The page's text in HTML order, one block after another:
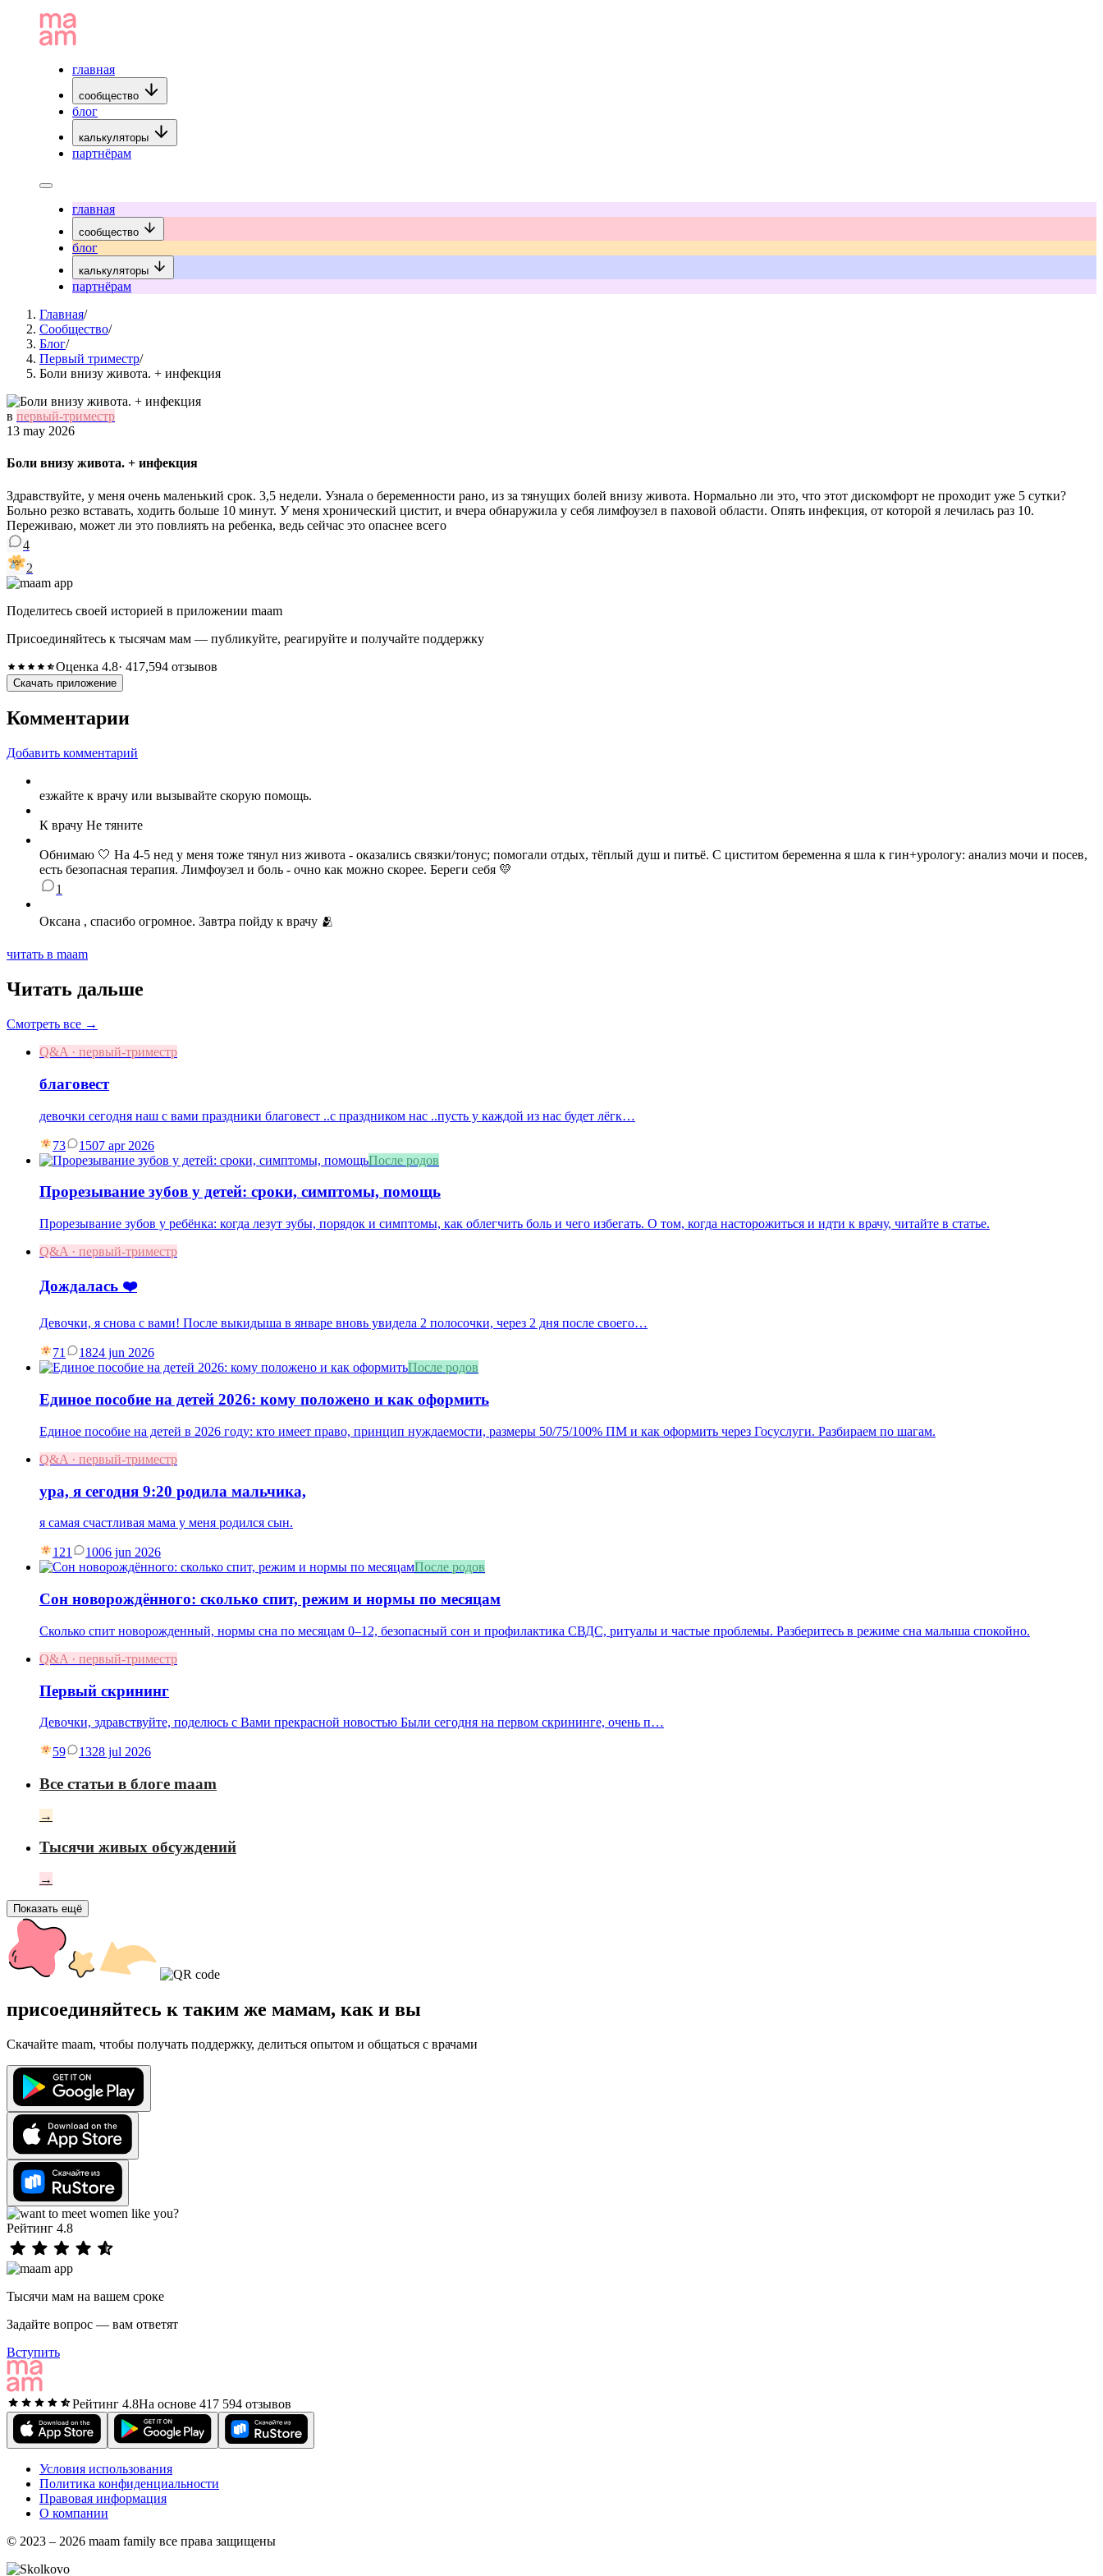
главная
сообщество
блог
калькуляторы
партнёрам
главная
сообщество
блог
калькуляторы
партнёрам
Главная/
Сообщество/
Блог/
Первый триместр/
Боли внизу живота. + инфекция
в первый-триместр
13 may 2026
Боли внизу живота. + инфекция
Здравствуйте, у меня очень маленький срок. 3,5 недели. Узнала о беременности рано, из за тянущих болей внизу живота. Нормально ли это, что этот дискомфорт не проходит уже 5 сутки?
Больно резко вставать, ходить больше 10 минут. У меня хронический цистит, и вчера обнаружила у себя лимфоузел в паховой области. Опять инфекция, от которой я лечилась раз 10.
Переживаю, может ли это повлиять на ребенка, ведь сейчас это опаснее всего
4
2
Поделитесь своей историей в приложении maam
Присоединяйтесь к тысячам мам — публикуйте, реагируйте и получайте поддержку
Оценка 4.8· 417,594 отзывов
Скачать приложение
Комментарии
Добавить комментарий
езжайте к врачу или вызывайте скорую помощь.
К врачу Не тяните
Обнимаю 🤍 На 4-5 нед у меня тоже тянул низ живота - оказались связки/тонус; помогали отдых, тёплый душ и питьё. С циститом беременна я шла к гин+урологу: анализ мочи и посев,
есть безопасная терапия. Лимфоузел и боль - очно как можно скорее. Береги себя 💛
1
Оксана , спасибо огромное. Завтра пойду к врачу 🫂
читать в maam
Читать дальше
Смотреть все →
Q&A · первый-триместр
благовест
девочки сегодня наш с вами праздники благовест ..с праздником нас ..пусть у каждой из нас будет лёгк…
73 1507 apr 2026
После родов
Прорезывание зубов у детей: сроки, симптомы, помощь
Прорезывание зубов у ребёнка: когда лезут зубы, порядок и симптомы, как облегчить боль и чего избегать. О том, когда насторожиться и идти к врачу, читайте в статье.
Q&A · первый-триместр
Дождалась ❤️
Девочки, я снова с вами! После выкидыша в январе вновь увидела 2 полосочки, через 2 дня после своего…
71 1824 jun 2026
После родов
Единое пособие на детей 2026: кому положено и как оформить
Единое пособие на детей в 2026 году: кто имеет право, принцип нуждаемости, размеры 50/75/100% ПМ и как оформить через Госуслуги. Разбираем по шагам.
Q&A · первый-триместр
ура, я сегодня 9:20 родила мальчика,
я самая счастливая мама у меня родился сын.
121 1006 jun 2026
После родов
Сон новорождённого: сколько спит, режим и нормы по месяцам
Сколько спит новорожденный, нормы сна по месяцам 0–12, безопасный сон и профилактика СВДС, ритуалы и частые проблемы. Разберитесь в режиме сна малыша спокойно.
Q&A · первый-триместр
Первый скрининг
Девочки, здравствуйте, поделюсь с Вами прекрасной новостью Были сегодня на первом скрининге, очень п…
59 1328 jul 2026
Все статьи в блоге maam
→
Тысячи живых обсуждений
→
Показать ещё
присоединяйтесь к таким же мамам, как и вы
Скачайте maam, чтобы получать поддержку, делиться опытом и общаться с врачами
Рейтинг 4.8
Тысячи мам на вашем сроке
Задайте вопрос — вам ответят
Вступить
Рейтинг 4.8На основе 417 594 отзывов
Условия использования
Политика конфиденциальности
Правовая информация
О компании
© 2023 – 2026 maam family все права защищены